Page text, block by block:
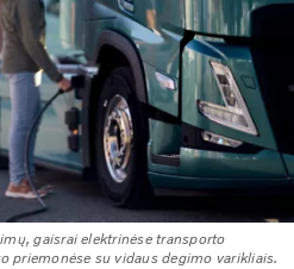
gaisrai elektrinėse transporto
priemonėse su vidaus degimo varikliais.